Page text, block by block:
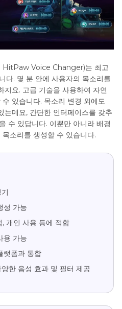
HitPaw Voice Changer)는 최고
다. 몇 분 안에 사용자의 목소리를
지요. 고급 기술을 사용하여 자연
있습니다. 목소리 변경 외에도
는데요, 간단한 인터페이스를 갖추
수 있답니다. 이뿐만 아니라 배경
소리를 생성할 수 있습니다.
성 가능
, 개인 사용 등에 적합
용 가능
랫폼과 통합
한 음성 효과 및 필터 제공